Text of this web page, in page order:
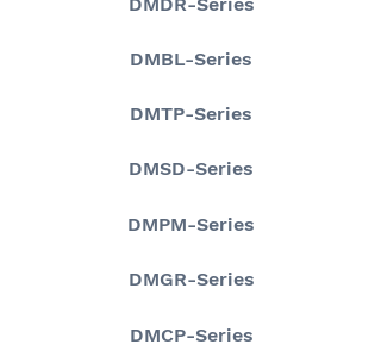
DMBL-Series
DMTP-Series
DMSD-Series
DMPM-Series
DMGR-Series
DMCP-Series